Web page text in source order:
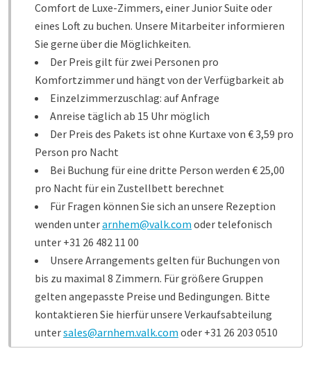
Comfort de Luxe-Zimmers, einer Junior Suite oder
eines Loft zu buchen. Unsere Mitarbeiter informieren
Sie gerne über die Möglichkeiten.
Der Preis gilt für zwei Personen pro
Komfortzimmer und hängt von der Verfügbarkeit ab
Einzelzimmerzuschlag: auf Anfrage
Anreise täglich ab 15 Uhr möglich
Der Preis des Pakets ist ohne Kurtaxe von € 3,59 pro
Person pro Nacht
Bei Buchung für eine dritte Person werden € 25,00
pro Nacht für ein Zustellbett berechnet
Für Fragen können Sie sich an unsere Rezeption
wenden unterarnhem@valk.com oder telefonisch
unter +31 26 482 11 00
Unsere Arrangements gelten für Buchungen von
bis zu maximal 8 Zimmern. Für größere Gruppen
gelten angepasste Preise und Bedingungen. Bitte
kontaktieren Sie hierfür unsere Verkaufsabteilung
untersales@arnhem.valk.com oder +31 26 203 0510